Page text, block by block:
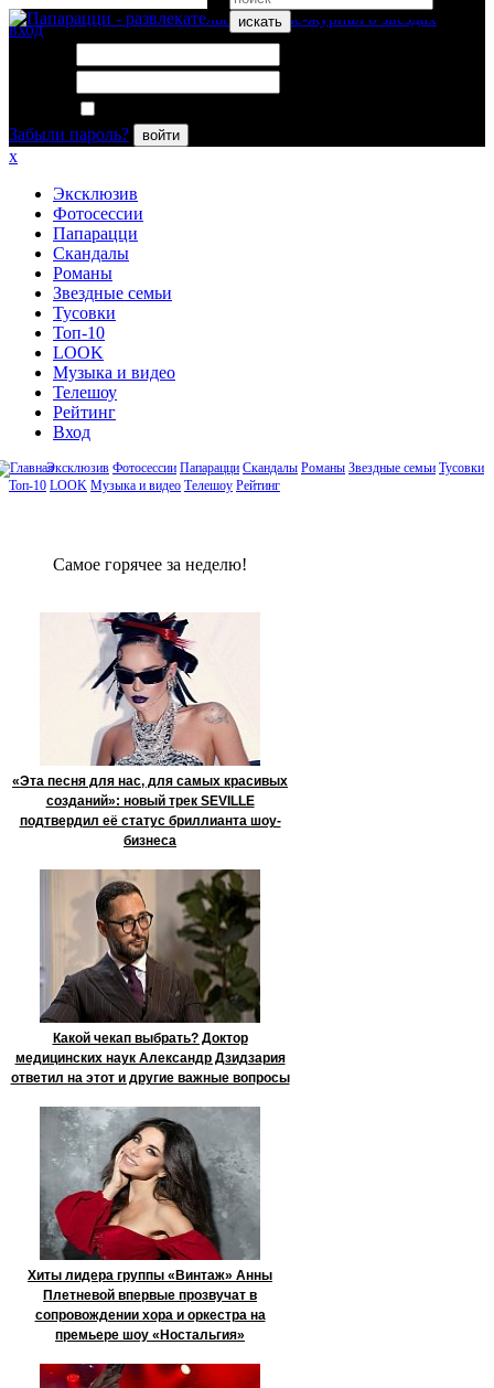
искать
вход
Забыли пароль?
войти
x
Эксклюзив
Фотосессии
Папарацци
Скандалы
Романы
Звездные семьи
Тусовки
Топ-10
LOOK
Музыка и видео
Телешоу
Рейтинг
Вход
Эксклюзив Фотосессии Папарацци Скандалы Романы Звездные семьи Тусовки
Топ-10 LOOK Музыка и видео Телешоу Рейтинг
Сaмое гoрячее за неделю!
«Эта песня для нас, для самых красивых
созданий»: новый трек SEVILLE
подтвердил её статус бриллианта шоу-
бизнеса
Какой чекап выбрать? Доктор
медицинских наук Александр Дзидзария
ответил на этот и другие важные вопросы
Хиты лидера группы «Винтаж» Анны
Плетневой впервые прозвучат в
сопровождении хора и оркестра на
премьере шоу «Ностальгия»